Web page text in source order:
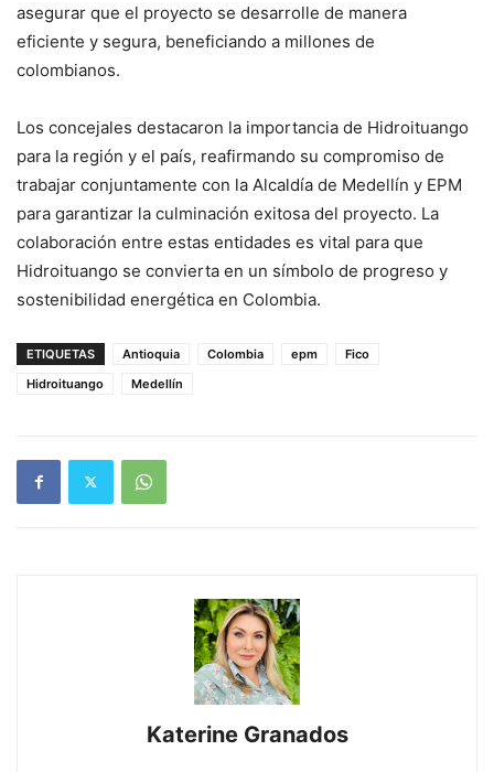
asegurar que el proyecto se desarrolle de manera
eficiente y segura, beneficiando a millones de
colombianos.
Los concejales destacaron la importancia de Hidroituango
para la región y el país, reafirmando su compromiso de
trabajar conjuntamente con la Alcaldía de Medellín y EPM
para garantizar la culminación exitosa del proyecto. La
colaboración entre estas entidades es vital para que
Hidroituango se convierta en un símbolo de progreso y
sostenibilidad energética en Colombia.
ETIQUETAS Antioquia Colombia epm
Fico
Hidroituango
Medellín
Katerine Granados